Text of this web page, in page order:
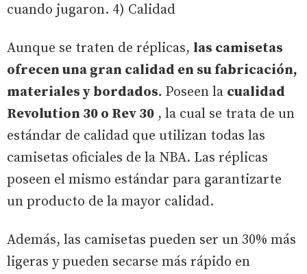
cuando jugaron. 4) Calidad
Aunque se traten de réplicas, las camisetas
ofrecen una gran calidad en su fabricación,
materiales y bordados. Poseen la cualidad
Revolution 30 o Rev 30 , la cual se trata de un
estándar de calidad que utilizan todas las
camisetas oficiales de la NBA. Las réplicas
poseen el mismo estándar para garantizarte
un producto de la mayor calidad.
Además, las camisetas pueden ser un 30% más
ligeras y pueden secarse más rápido en